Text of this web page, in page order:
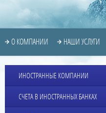
О КОМПАНИИ НАШИ УСЛУГИ
ИНОСТРАННЫЕ КОМПАНИИ
СЧЕТА В ИНОСТРАННЫХ БАНКАХ